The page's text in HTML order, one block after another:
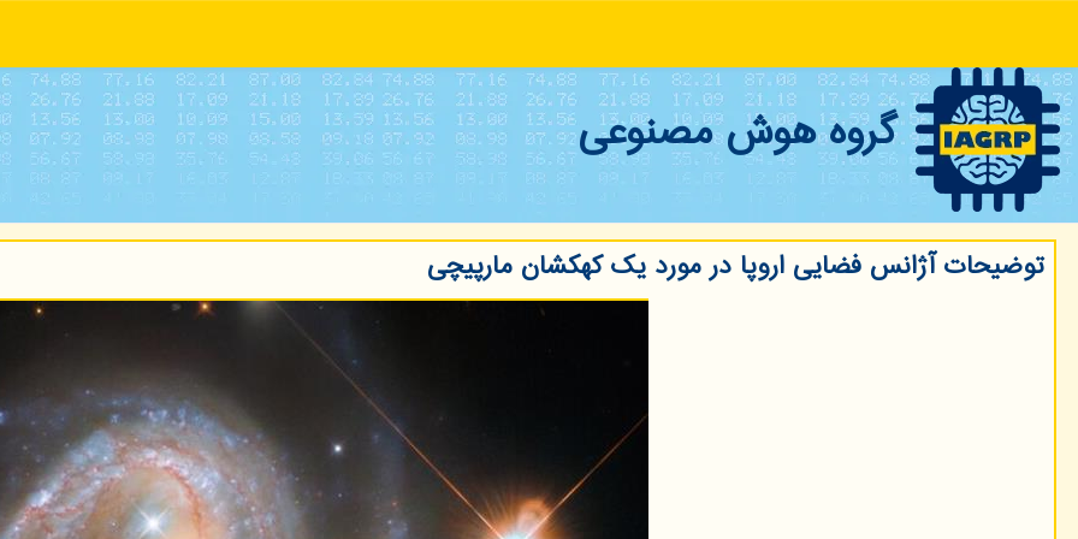
گروه هوش مصنوعی
توضیحات آژانس فضایی اروپا در مورد یک کهکشان مارپیچی